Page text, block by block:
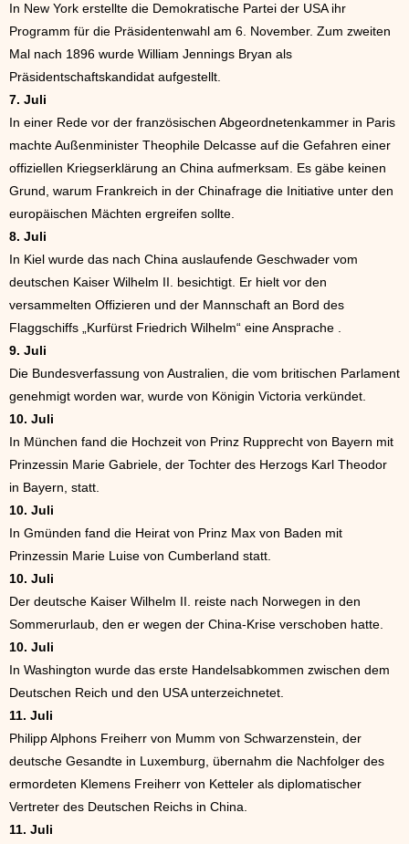
In New York erstellte die Demokratische Partei der USA ihr
Programm für die Präsidentenwahl am 6. November. Zum zweiten
Mal nach 1896 wurde William Jennings Bryan als
Präsidentschaftskandidat aufgestellt.
7. Juli
In einer Rede vor der französischen Abgeordnetenkammer in Paris
machte Außenminister Theophile Delcasse auf die Gefahren einer
offiziellen Kriegserklärung an China aufmerksam. Es gäbe keinen
Grund, warum Frankreich in der Chinafrage die Initiative unter den
europäischen Mächten ergreifen sollte.
8. Juli
In Kiel wurde das nach China auslaufende Geschwader vom
deutschen Kaiser Wilhelm II. besichtigt. Er hielt vor den
versammelten Offizieren und der Mannschaft an Bord des
Flaggschiffs „Kurfürst Friedrich Wilhelm“ eine Ansprache .
9. Juli
Die Bundesverfassung von Australien, die vom britischen Parlament
genehmigt worden war, wurde von Königin Victoria verkündet.
10. Juli
In München fand die Hochzeit von Prinz Rupprecht von Bayern mit
Prinzessin Marie Gabriele, der Tochter des Herzogs Karl Theodor
in Bayern, statt.
10. Juli
In Gmünden fand die Heirat von Prinz Max von Baden mit
Prinzessin Marie Luise von Cumberland statt.
10. Juli
Der deutsche Kaiser Wilhelm II. reiste nach Norwegen in den
Sommerurlaub, den er wegen der China-Krise verschoben hatte.
10. Juli
In Washington wurde das erste Handelsabkommen zwischen dem
Deutschen Reich und den USA unterzeichnetet.
11. Juli
Philipp Alphons Freiherr von Mumm von Schwarzenstein, der
deutsche Gesandte in Luxemburg, übernahm die Nachfolger des
ermordeten Klemens Freiherr von Ketteler als diplomatischer
Vertreter des Deutschen Reichs in China.
11. Juli